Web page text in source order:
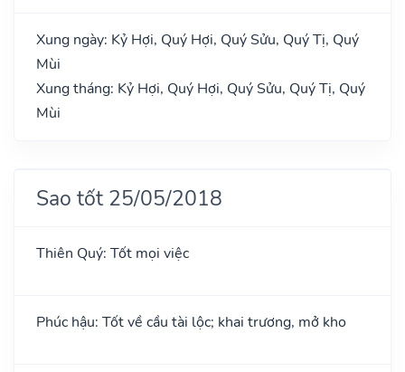
Xung ngày: Kỷ Hợi, Quý Hợi, Quý Sửu, Quý Tị, Quý
Mùi
Xung tháng: Kỷ Hợi, Quý Hợi, Quý Sửu, Quý Tị, Quý
Mùi
Sao tốt 25/05/2018
Thiên Quý: Tốt mọi việc
Phúc hậu: Tốt về cầu tài lộc; khai trương, mở kho